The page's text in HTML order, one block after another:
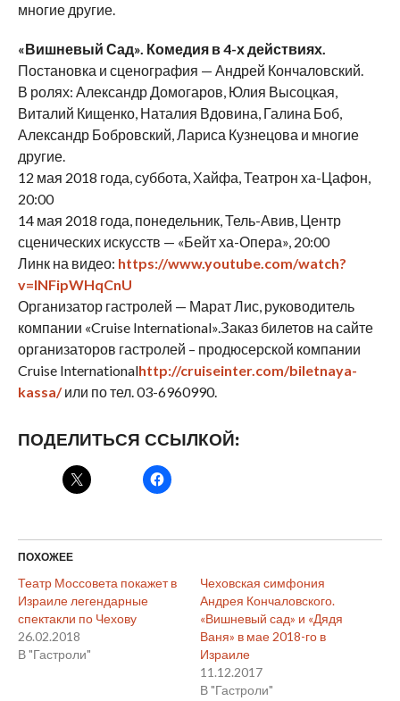
многие другие.
«Вишневый Сад». Комедия в 4-х действиях.
Постановка и сценография — Андрей Кончаловский.
В ролях: Александр Домогаров, Юлия Высоцкая,
Виталий Кищенко, Наталия Вдовина, Галина Боб,
Александр Бобровский, Лариса Кузнецова и многие
другие.
12 мая 2018 года, суббота, Хайфа, Театрон ха-Цафон,
20:00
14 мая 2018 года, понедельник, Тель-Авив, Центр
сценических искусств — «Бейт ха-Опера», 20:00
Линк на видео: https://www.youtube.com/watch?
v=INFipWHqCnU
Организатор гастролей — Марат Лис, руководитель
компании «Cruise International».Заказ билетов на сайте
организаторов гастролей – продюсерской компании
Cruise Internationalhttp://cruiseinter.com/biletnaya-
kassa/или по тел. 03-6960990.
ПОДЕЛИТЬСЯ ССЫЛКОЙ:
ПОХОЖЕЕ
Театр Моссовета покажет в
Израиле легендарные
спектакли по Чехову
26.02.2018
В "Гастроли"
Чеховская симфония
Андрея Кончаловского.
«Вишневый сад» и «Дядя
Ваня» в мае 2018-го в
Израиле
11.12.2017
В "Гастроли"